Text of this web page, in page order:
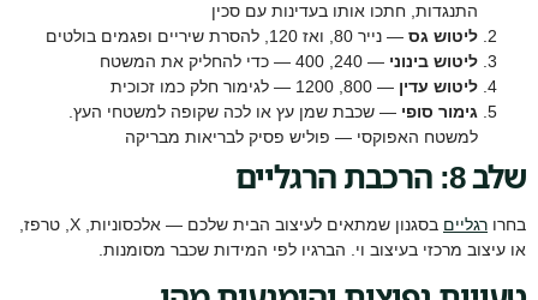
התנגדות, חתכו אותו בעדינות עם סכין
ליטוש גס — נייר 80, ואז 120, להסרת שיריים ופגמים בולטים
ליטוש בינוני — 240, 400 — כדי להחליק את המשטח
ליטוש עדין — 800, 1200 — לגימור חלק כמו זכוכית
גימור סופי — שכבת שמן עץ או לכה שקופה למשטחי העץ.
למשטח האפוקסי — פוליש פסיק לבריאות מבריקה
שלב 8: הרכבת הרגליים
בחרו רגליים
בסגנון שמתאים לעיצוב הבית שלכם — אלכסוניות, X, טרפז,
או עיצוב מרכזי בעיצוב וי. הברגיו לפי המידות שכבר מסומנות.